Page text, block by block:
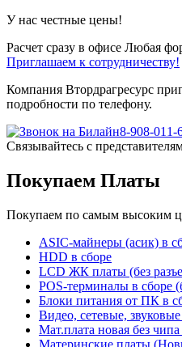
У нас честные цены!
Расчет сразу в офисе Любая
Приглашаем к сотрудничеству!
Компания Втордрагресурс
подробности по телефону.
8-908-011-
Связывайтесь с
Покупаем Платы
Покупаем по самым высоким
ASIC-майнеры (асик) в
HDD в сборе
LCD ЖК платы (без
POS-терминалы в сборе
Блоки питания от ПК в
Видео, сетевые,
Мат.плата новая без
Материнские платы